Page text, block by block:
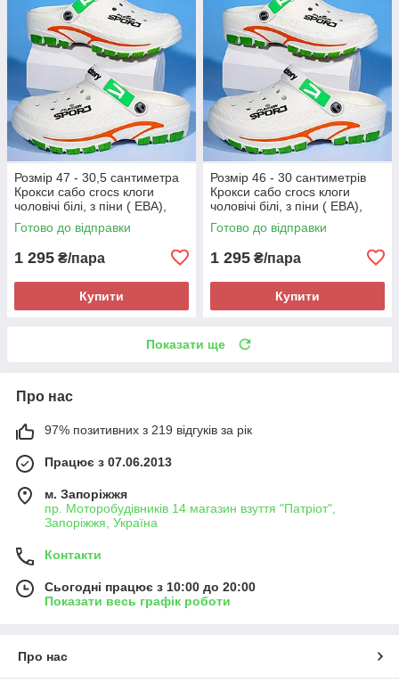
Розмір 47 - 30,5 сантиметра
Крокси сабо crocs клоги
чоловічі білі, з піни ( ЕВА),
легкі і зручні
Готово до відправки
1 295 ₴/пара
Купити
Розмір 46 - 30 сантиметрів
Крокси сабо crocs клоги
чоловічі білі, з піни ( ЕВА),
легкі і зручні
Готово до відправки
1 295 ₴/пара
Купити
Показати ще
Про нас
97% позитивних з 219 відгуків за рік
Працює з 07.06.2013
м. Запоріжжя
пр. Моторобудівників 14 магазин взуття "Патріот",
Запоріжжя, Україна
Контакти
Сьогодні працює з 10:00 до 20:00
Показати весь графік роботи
Про нас